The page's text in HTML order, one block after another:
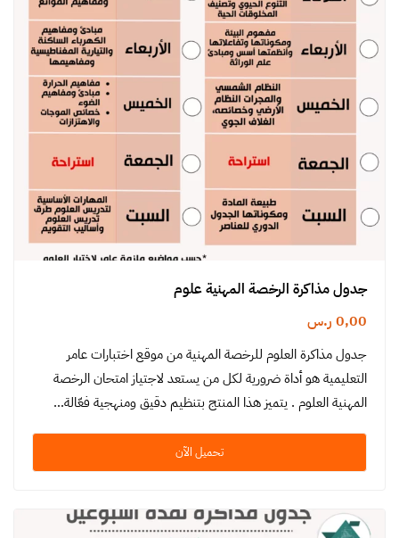
جدول مذاكرة الرخصة المهنية علوم
0,00 ر.س
جدول مذاكرة العلوم للرخصة المهنية من موقع اختبارات عامر
التعليمية هو أداة ضرورية لكل من يستعد لاجتياز امتحان الرخصة
المهنية العلوم . يتميز هذا المنتج بتنظيم دقيق ومنهجية فعّالة…
تحميل الآن